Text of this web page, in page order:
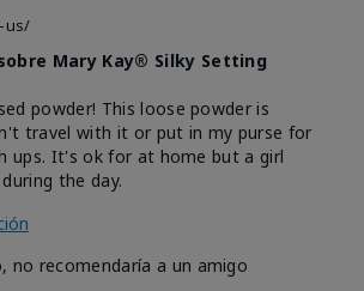
us/
Mary Kay® Silky Setting
powder! This loose powder is
travel with it or put in my purse for
ups. It's ok for at home but a girl
the day.
no recomendaría a un amigo